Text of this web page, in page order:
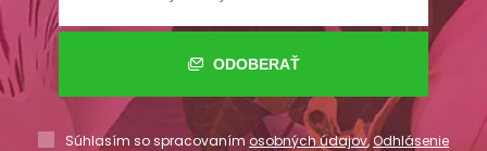
ODOBERAŤ
Súhlasím so spracovaním osobných údajov,Odhlásenie